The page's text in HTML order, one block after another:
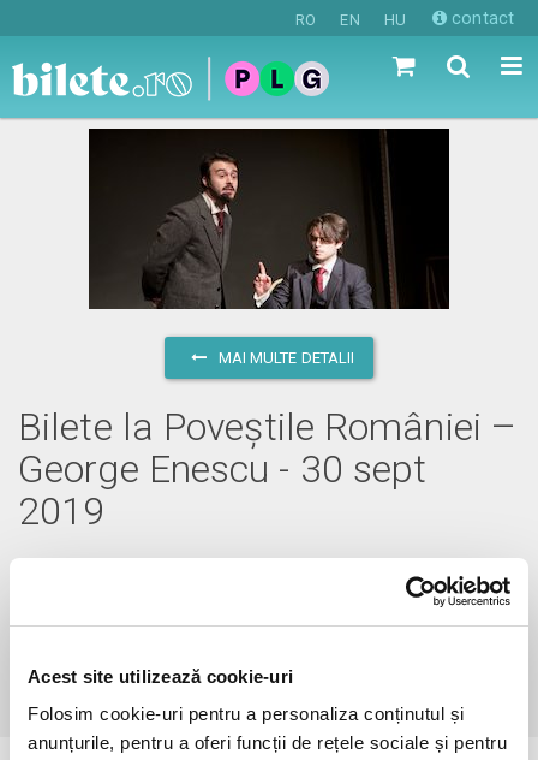
Acest site utilizează cookie-uri
Folosim cookie-uri pentru a personaliza conținutul și
anunțurile, pentru a oferi funcții de rețele sociale și pentru
RO EN HU contact
MAI MULTE DETALII
Bilete la Poveștile României –
George Enescu - 30 sept
2019
recomandare de vârstă: 12 ani